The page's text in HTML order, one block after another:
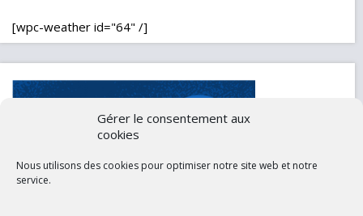
Gérer le consentement aux
cookies
Nous utilisons des cookies pour optimiser notre site web et notre
service.
[wpc-weather id="64" /]